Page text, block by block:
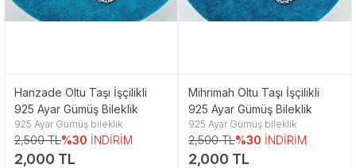
Hanzade Oltu Taşı İşçilikli
925 Ayar Gümüş Bileklik
925 Ayar Gümüş bileklik
2,500 TL%30 İNDİRİM
2,000 TL
Mihrimah Oltu Taşı İşçilikli
925 Ayar Gümüş Bileklik
925 Ayar Gümüş bileklik
2,500 TL%30 İNDİRİM
2,000 TL